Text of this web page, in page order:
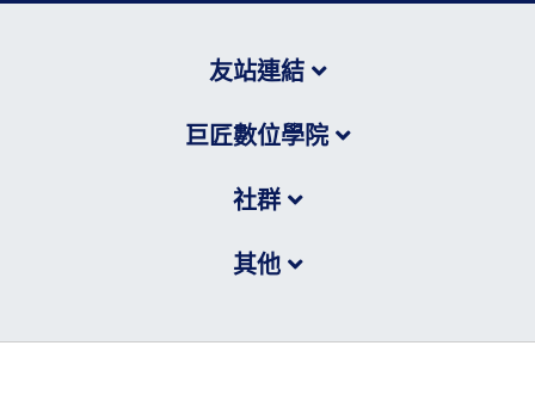
友站連結
巨匠數位學院
社群
其他